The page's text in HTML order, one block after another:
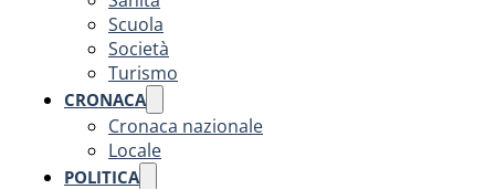
Scuola
Società
Turismo
CRONACA
Cronaca nazionale
Locale
POLITICA